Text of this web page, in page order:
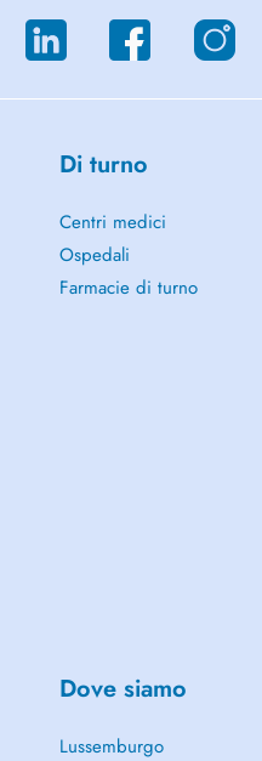
Di turno
Centri medici
Ospedali
Farmacie di turno
Dove siamo
Lussemburgo